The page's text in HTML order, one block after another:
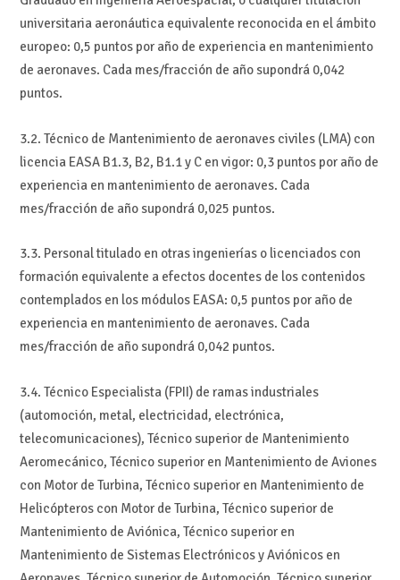
universitaria aeronáutica equivalente reconocida en el ámbito
europeo: 0,5 puntos por año de experiencia en mantenimiento
de aeronaves. Cada mes/fracción de año supondrá 0,042
puntos.
3.2. Técnico de Mantenimiento de aeronaves civiles (LMA) con
licencia EASA B1.3, B2, B1.1 y C en vigor: 0,3 puntos por año de
experiencia en mantenimiento de aeronaves. Cada
mes/fracción de año supondrá 0,025 puntos.
3.3. Personal titulado en otras ingenierías o licenciados con
formación equivalente a efectos docentes de los contenidos
contemplados en los módulos EASA: 0,5 puntos por año de
experiencia en mantenimiento de aeronaves. Cada
mes/fracción de año supondrá 0,042 puntos.
3.4. Técnico Especialista (FPII) de ramas industriales
(automoción, metal, electricidad, electrónica,
telecomunicaciones), Técnico superior de Mantenimiento
Aeromecánico, Técnico superior en Mantenimiento de Aviones
con Motor de Turbina, Técnico superior en Mantenimiento de
Helicópteros con Motor de Turbina, Técnico superior de
Mantenimiento de Aviónica, Técnico superior en
Mantenimiento de Sistemas Electrónicos y Aviónicos en